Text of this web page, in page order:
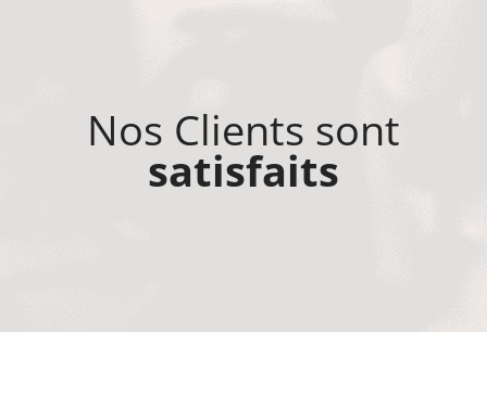
Nos Clients sont
satisfaits